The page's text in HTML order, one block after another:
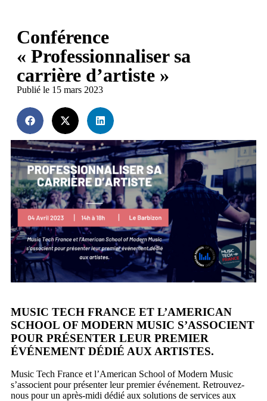
Conférence
« Professionnaliser sa
carrière d’artiste »
Publié le 15 mars 2023
MUSIC TECH FRANCE ET L’AMERICAN
SCHOOL OF MODERN MUSIC S’ASSOCIENT
POUR PRÉSENTER LEUR PREMIER
ÉVÉNEMENT DÉDIÉ AUX ARTISTES.
Music Tech France et l’American School of Modern Music
s’associent pour présenter leur premier événement. Retrouvez-
nous pour un après-midi dédié aux solutions de services aux